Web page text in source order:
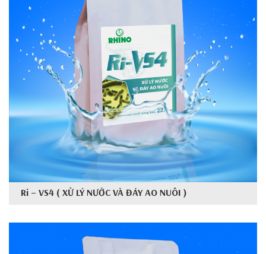
Ri – VS4 ( XỬ LÝ NƯỚC VÀ ĐÁY AO NUÔI )